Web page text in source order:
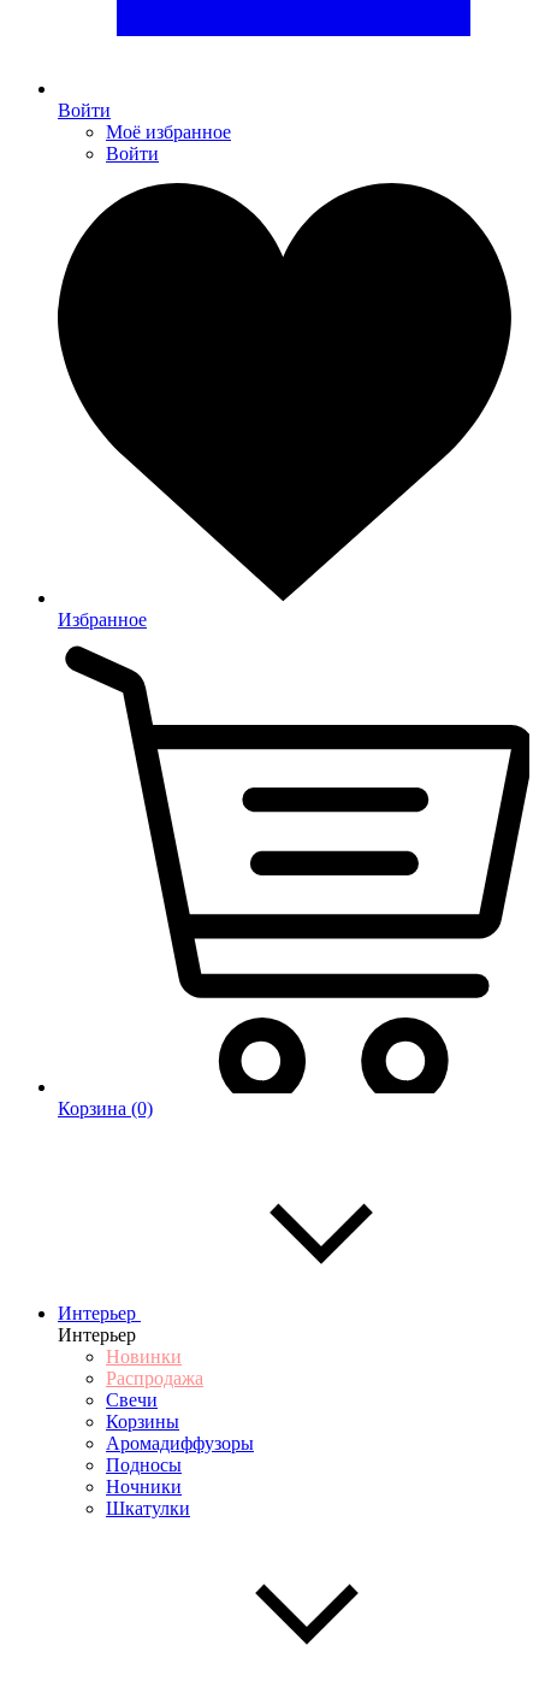
Войти
Моё избранное
Войти
Избранное
Корзина (0)
Интерьер
Интерьер
Новинки
Распродажа
Свечи
Корзины
Аромадиффузоры
Подносы
Ночники
Шкатулки